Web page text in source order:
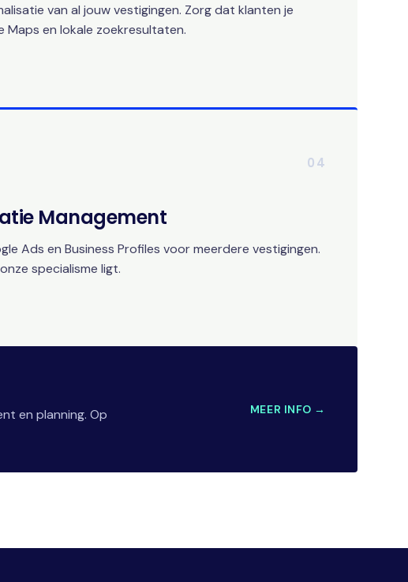
van al jouw vestigingen. Zorg dat klanten je
Maps en lokale zoekresultaten.
04
Management
Ads en Business Profiles voor meerdere vestigingen.
specialisme ligt.
en planning. Op
MEER INFO →